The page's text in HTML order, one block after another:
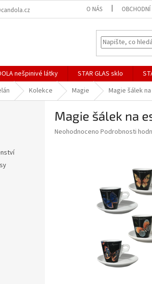
O NÁS
nešpinivé látky STAR GLAS sklo
Kolekce Magie Magie šálek
Magie šálek na
Průměrné
Neohodnoceno Podrobnosti